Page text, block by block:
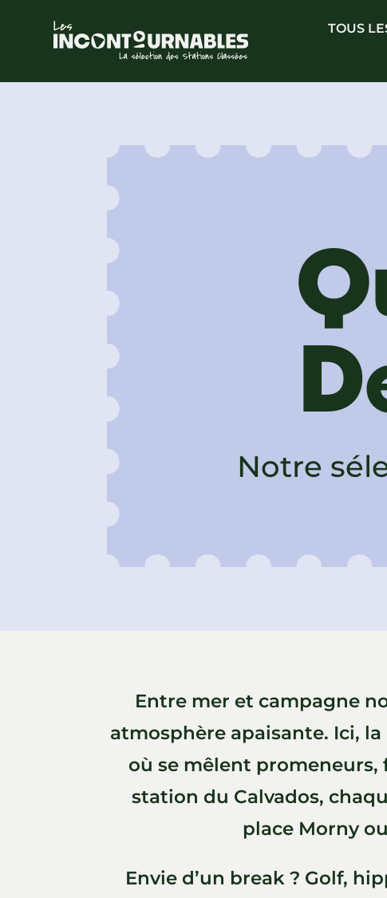
TOUS
Notre
Entre mer et campagne
atmosphère apaisante. Ici,
où se mêlent promeneurs,
station du Calvados,
place Morny
Envie d’un break ? Golf,